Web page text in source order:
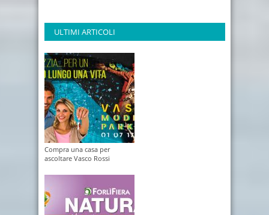
ULTIMI ARTICOLI
Compra una casa per
ascoltare Vasco Rossi